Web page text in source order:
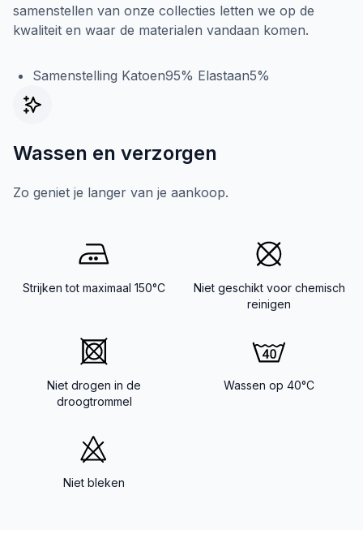
samenstellen van onze collecties letten we op de
kwaliteit en waar de materialen vandaan komen.
Samenstelling Katoen95% Elastaan5%
Wassen en verzorgen
Zo geniet je langer van je aankoop.
Strijken tot maximaal 150°C
Niet geschikt voor chemisch
reinigen
Niet drogen in de
droogtrommel
Wassen op 40°C
Niet bleken